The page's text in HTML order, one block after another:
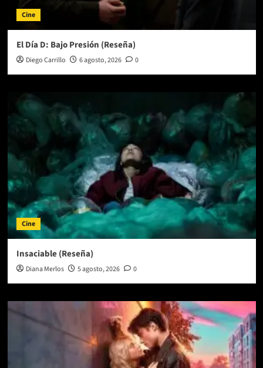
Cine
El Día D: Bajo Presión (Reseña)
Diego Carrillo 6 agosto, 2026 0
Cine
Insaciable (Reseña)
Diana Merlos 5 agosto, 2026 0